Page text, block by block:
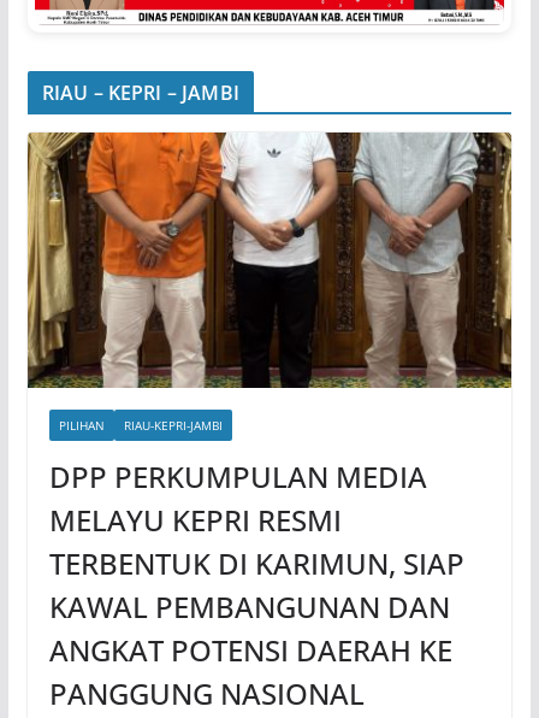
RIAU – KEPRI – JAMBI
PILIHAN RIAU-KEPRI-JAMBI
DPP PERKUMPULAN MEDIA
MELAYU KEPRI RESMI
TERBENTUK DI KARIMUN, SIAP
KAWAL PEMBANGUNAN DAN
ANGKAT POTENSI DAERAH KE
PANGGUNG NASIONAL